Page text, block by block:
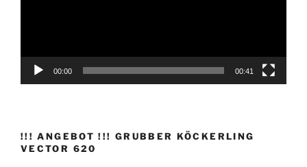
00:00 00:41
!!! ANGEBOT !!! GRUBBER KÖCKERLING
VECTOR 620